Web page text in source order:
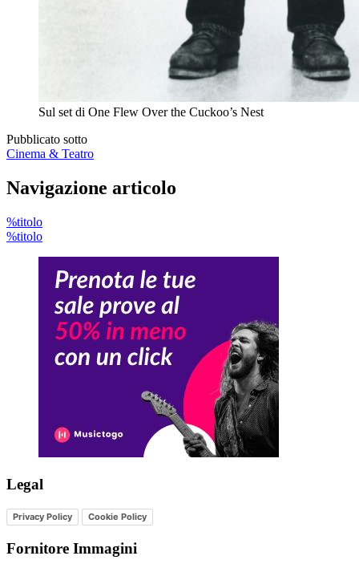
Sul set di One Flew Over the Cuckoo’s Nest
Pubblicato sotto
Cinema & Teatro
Navigazione articolo
%titolo
%titolo
Legal
Privacy Policy Cookie Policy
Fornitore Immagini